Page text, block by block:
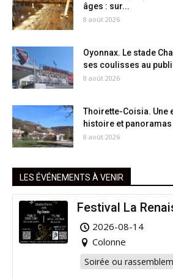
âges : sur...
8 août 2026
Oyonnax. Le stade
ses coulisses au
8 août 2026
Thoirette-Coisia. Une
histoire et panoramas
8 août 2026
LES ÉVÉNEMENTS À VENIR
Festival La
2026-08-14
Colonne
Soirée ou